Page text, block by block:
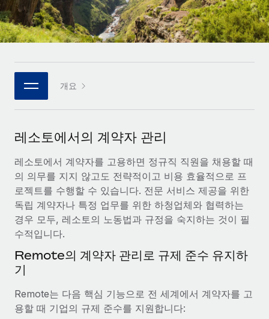
팀을 위한 통합된 핵심 HR 기능
연결 새로운
통합
핵심 비즈니스 도구로 프로세스를 간소화
전문가 상담
글로벌 인사 및 규정 준수 업무 처리에 전문가 지원 제공
신원 조사
채용 후보자 심사 프로세스 간소화
Compliance Watchtower
법인 설립
REMOTE 파트너 되기
플랫폼에 글로벌 HR을 유연하게 통합
Remote와의 파트너십 기회 탐색
Remote Build 곧 제공 예정
사례 연구
체크리스트 및 템플릿
직무 설명 라이브러리
이벤트
급여 및 인재 인사이트
지원받기
모든 리소스 보기
글로벌 급여
계약자 관리
Português (Portugal)
한국어
개요
레소토에서의 계약자 관리
레소토에서 계약자를 고용하면 정규직 직원을 채용할 때
의 의무를 지지 않고도 전략적이고 비용 효율적으로 프
로젝트를 수행할 수 있습니다. 전문 서비스 제공을 위한
독립 계약자나 특정 업무를 위한 하청업체와 협력하는
경우 모두, 레소토의 노동법과 규정을 숙지하는 것이 필
수적입니다.
Remote의 계약자 관리로 규제 준수 유지하
기
Remote는 다음 핵심 기능으로 전 세계에서 계약자를 고
용할 때 기업의 규제 준수를 지원합니다: